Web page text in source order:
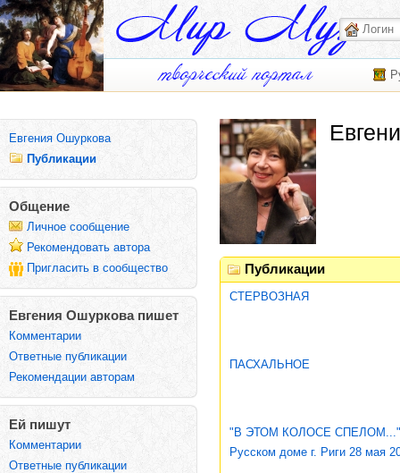
Евгения Ошуркова
Публикации
Общение
Личное сообщение
Рекомендовать автора
Пригласить в сообщество
Евгения Ошуркова пишет
Комментарии
Ответные публикации
Рекомендации авторам
Ей пишут
Комментарии
Ответные публикации
Публикации
СТЕРВОЗНАЯ
ПАСХАЛЬНОЕ
"В ЭТОМ КОЛОСЕ СПЕЛОМ..."
Русском доме г. Риги 28 мая